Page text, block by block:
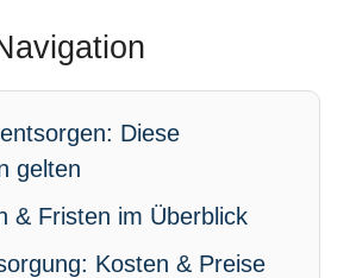
Diese
gelten
& Fristen im Überblick
Kosten & Preise